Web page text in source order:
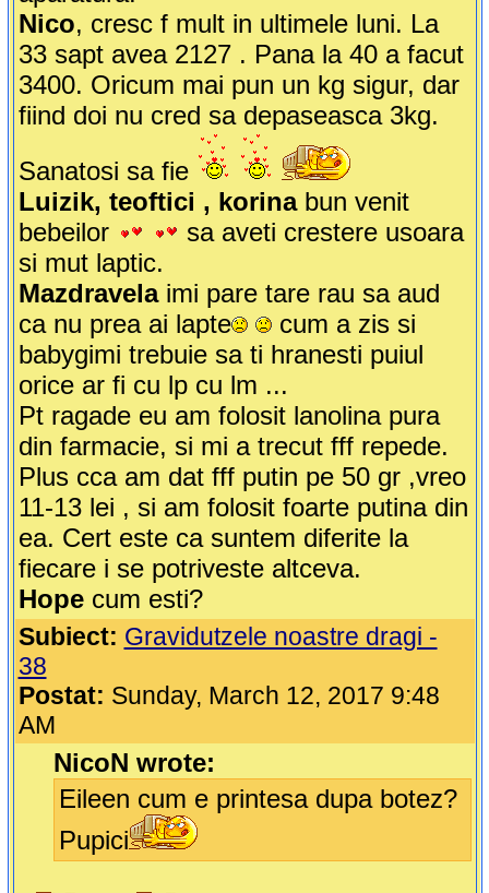
Nico, cresc f mult in ultimele luni. La
33 sapt avea 2127 . Pana la 40 a facut
3400. Oricum mai pun un kg sigur, dar
fiind doi nu cred sa depaseasca 3kg.
Sanatosi sa fie
Luizik, teoftici , korina bun venit
bebeilor
sa aveti crestere usoara
si mut laptic.
Mazdravelaimi pare tare rau sa aud
ca nu prea ai lapte
cum a zis si
babygimi trebuie sa ti hranesti puiul
orice ar fi cu lp cu lm ...
Pt ragade eu am folosit lanolina pura
din farmacie, si mi a trecut fff repede.
Plus cca am dat fff putin pe 50 gr ,vreo
11-13 lei , si am folosit foarte putina din
ea. Cert este ca suntem diferite la
fiecare i se potriveste altceva.
Hopecum esti?
Subiect: Gravidutzele noastre dragi -
38
Postat: Sunday, March 12, 2017 9:48
AM
NicoN wrote:
Eileen cum e printesa dupa botez?
Pupici